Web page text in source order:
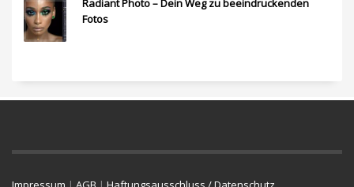
Radiant Photo – Dein Weg zu beeindruckenden
Fotos